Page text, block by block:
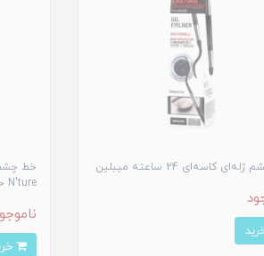
کاسه‌ای 24 ساعته میبلین
N'ture حجم 1.2 میلی لیتر
خرید